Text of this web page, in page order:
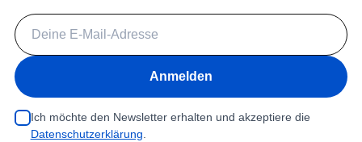
Anmelden
Ich möchte den Newsletter erhalten und akzeptiere die
Datenschutzerklärung.